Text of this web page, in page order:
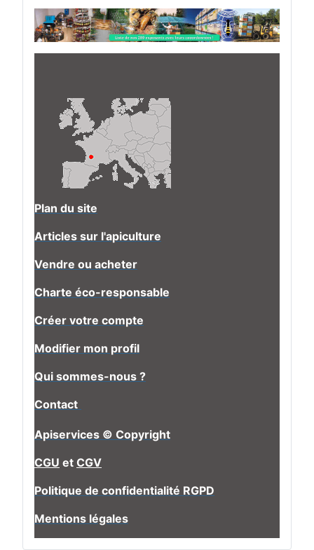
Plan du site
Articles sur l'apiculture
Vendre ou acheter
Charte éco-responsable
Créer votre compte
Modifier mon profil
Qui sommes-nous ?
Contact
Apiservices © Copyright
CGU et CGV
Politique de confidentialité RGPD
Mentions légales